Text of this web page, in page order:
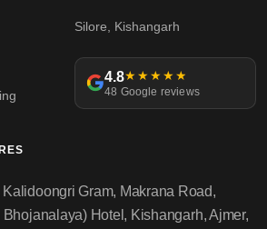
Silore, Kishangarh
4.8★★★★★
48 Google reviews
Gram, Makrana Road,
Hotel, Kishangarh, Ajmer,